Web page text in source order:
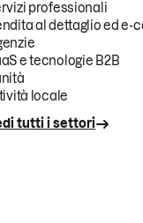
professionali
al dettaglio ed e-
e tecnologie B2B
locale
tutti i settori